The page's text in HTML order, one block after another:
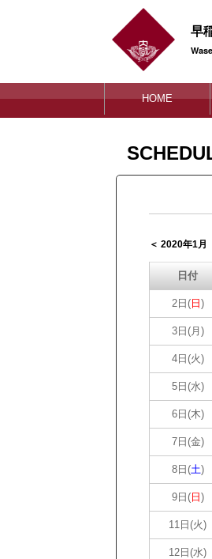
早
HOME
＜ 2020年1月
日付
2日(日 )
3日(月)
4日(火)
5日(水)
6日(木)
7日(金)
8日(土)
9日(日 )
11日(火)
12日(水)